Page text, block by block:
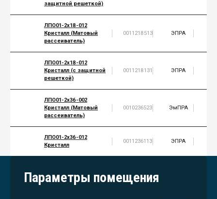
защитной решеткой)
ЛПО01-2х18-012
Кристалл (Матовый
рассеиватель)
0011218513 ЭПРА
ЛПО01-2х18-012
Кристалл (с защитной
решеткой)
0011218131 ЭПРА
ЛПО01-2х36-002
Кристалл (Матовый
рассеиватель)
0010236523 ЭмПРА
ЛПО01-2х36-012
Кристалл
0011236113 ЭПРА
Параметры помещения